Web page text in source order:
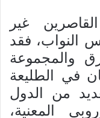
غير
النواب، فقد
والمجموعة
في الطليعة
من الدول
المعنية،